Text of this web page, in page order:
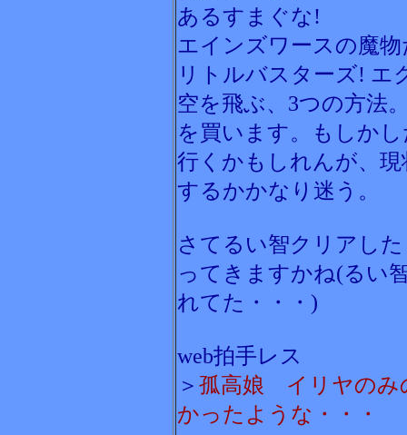
あるすまぐな!
エインズワースの魔
リトルバスターズ! エ
空を飛ぶ、3つの方法
を買います。もしか
行くかもしれんが、
するかかなり迷う。
さてるい智クリアし
ってきますかね(るい
れてた・・・)
web拍手レス
＞ 孤高娘 イリヤのみ
かったような・・・